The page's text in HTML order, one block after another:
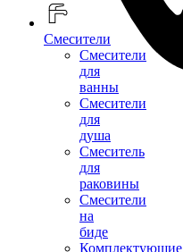
Смесители
Смесители
для
ванны
Смесители
для
душа
Смеситель
для
раковины
Смесители
на
биде
Комплектующие